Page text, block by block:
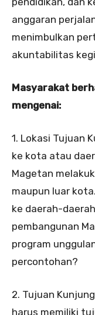
anggaran
menimbulkan
akuntabilitas
Masyarakat
mengenai:
1. Lokasi Tujuan
ke kota atau
Magetan
maupun luar
ke daerah-
pembangunan
program
percontohan?
2. Tujuan
harus memiliki